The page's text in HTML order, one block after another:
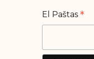
El Paštas *